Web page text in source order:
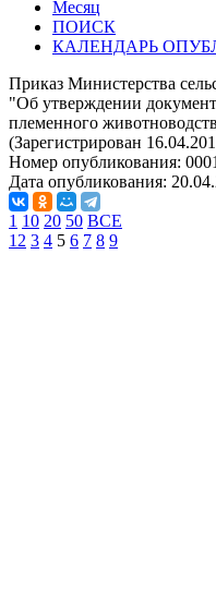
Месяц
ПОИСК
КАЛЕНДАРЬ
Приказ Министерства
"Об утверждении
племенного
(Зарегистрирован
Номер опубликования:
Дата опубликования:
1 10 20 50 ВСЕ
1 2 3 4 5 6 7 8 9